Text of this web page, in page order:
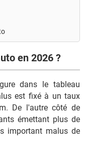
en 2026 ?
dans le tableau
est fixé à un taux
De l'autre côté de
émettant plus de
important malus de